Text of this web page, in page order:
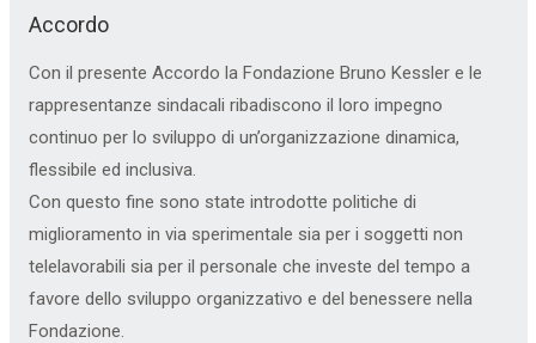
Accordo
Con il presente Accordo la Fondazione Bruno Kessler e le
rappresentanze sindacali ribadiscono il loro impegno
continuo per lo sviluppo di un’organizzazione dinamica,
flessibile ed inclusiva.
Con questo fine sono state introdotte politiche di
miglioramento in via sperimentale sia per i soggetti non
telelavorabili sia per il personale che investe del tempo a
favore dello sviluppo organizzativo e del benessere nella
Fondazione.